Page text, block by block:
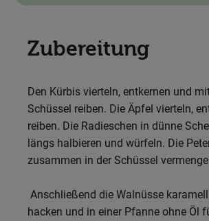
Zubereitung
Den Kürbis vierteln, entkernen und
Schüssel reiben. Die Äpfel vierteln,
reiben. Die Radieschen in dünne
längs halbieren und würfeln. Die
zusammen in der Schüssel
Anschließend die Walnüsse
hacken und in einer Pfanne ohne Öl